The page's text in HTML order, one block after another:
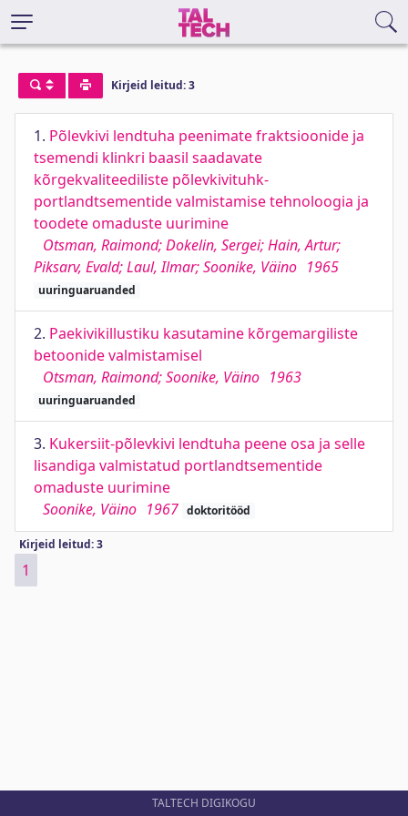
Kirjeid leitud: 3
1. Põlevkivi lendtuha peenimate fraktsioonide ja
tsemendi klinkri baasil saadavate
kõrgekvaliteediliste põlevkivituhk-
portlandtsementide valmistamise tehnoloogia ja
toodete omaduste uurimine
Otsman, Raimond; Dokelin, Sergei; Hain, Artur;
Piksarv, Evald; Laul, Ilmar; Soonike, Väino 1965
uuringuaruanded
2. Paekivikillustiku kasutamine kõrgemargiliste
betoonide valmistamisel
Otsman, Raimond; Soonike, Väino 1963
uuringuaruanded
3. Kukersiit-põlevkivi lendtuha peene osa ja selle
lisandiga valmistatud portlandtsementide
omaduste uurimine
Soonike, Väino 1967 doktoritööd
Kirjeid leitud: 3
1
TALTECH DIGIKOGU